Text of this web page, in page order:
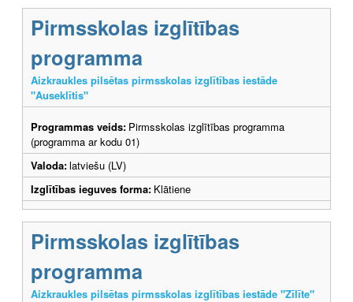
Pirmsskolas izglītības
programma
Aizkraukles pilsētas pirmsskolas izglītības iestāde
"Auseklītis"
Programmas veids: Pirmsskolas izglītības programma
(programma ar kodu 01)
Valoda:latviešu (LV)
Izglītības ieguves forma: Klātiene
Pirmsskolas izglītības
programma
Aizkraukles pilsētas pirmsskolas izglītības iestāde "Zīlīte"